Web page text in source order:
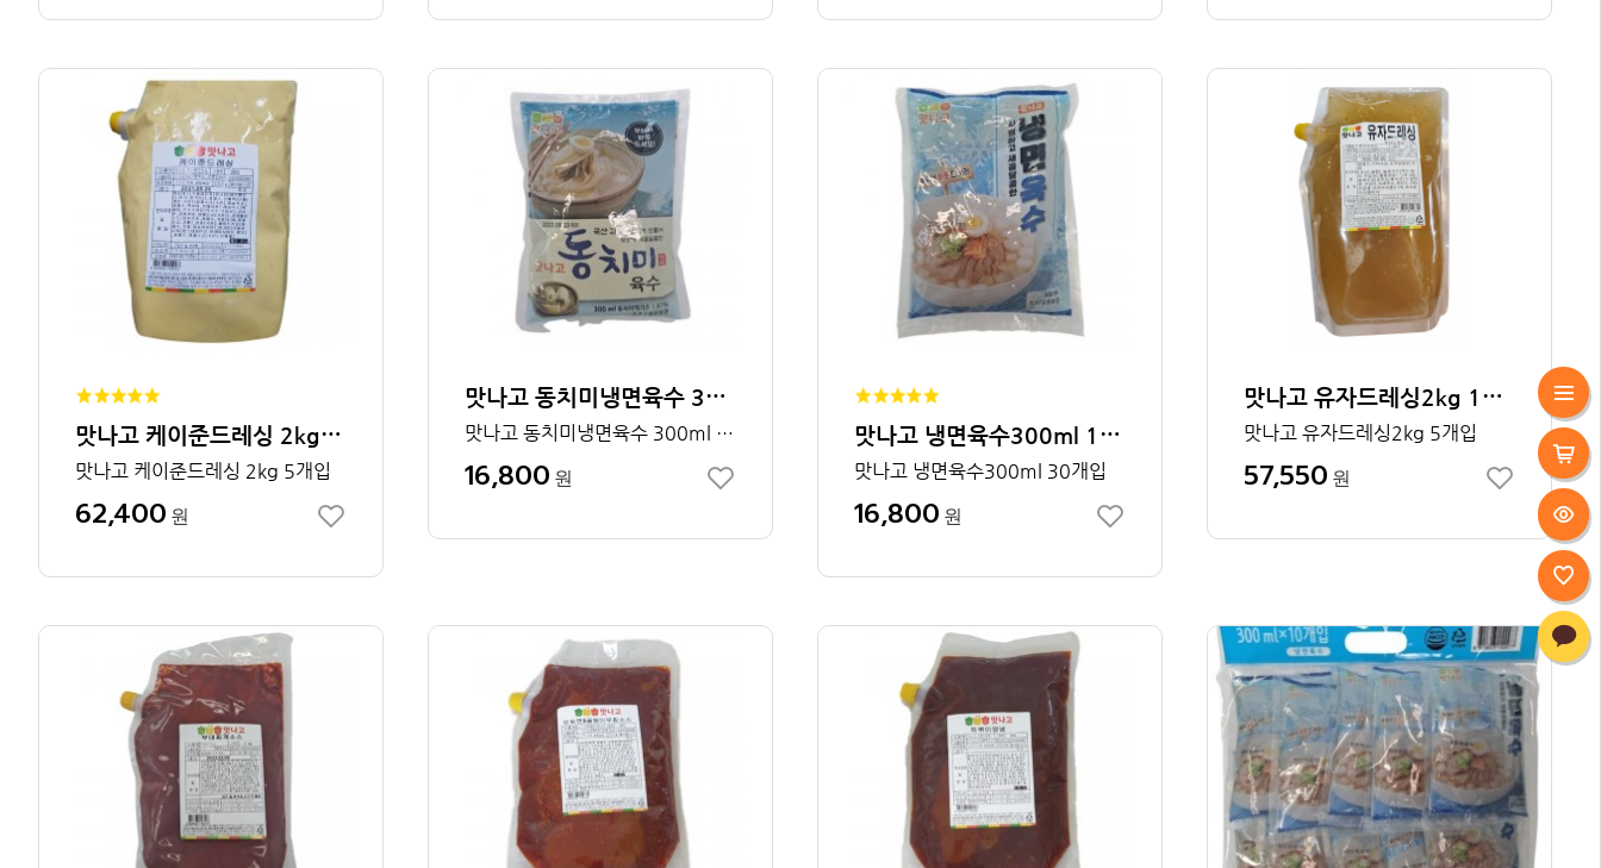
맛나고 케이준드레싱 2kg 1박스
맛나고 케이준드레싱 2kg 5개입
62,400 원
맛나고 동치미냉면육수 300ml 1박스 30개입
맛나고 동치미냉면육수 300ml 30개입
16,800 원
맛나고 냉면육수300ml 1박스 30개입
맛나고 냉면육수300ml 30개입
16,800 원
맛나고 유자드레싱2kg 1박스
맛나고 유자드레싱2kg 5개입
57,550 원